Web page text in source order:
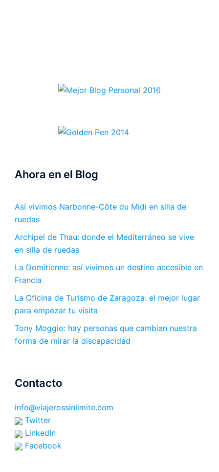
Ahora en el Blog
Así vivimos Narbonne-Côte du Midi en silla de
ruedas
Archipel de Thau: donde el Mediterráneo se vive
en silla de ruedas
La Domitienne: así vivimos un destino accesible en
Francia
La Oficina de Turismo de Zaragoza: el mejor lugar
para empezar tu visita
Tony Moggio: hay personas que cambian nuestra
forma de mirar la discapacidad
Contacto
info@viajerossinlimite.com
Twitter
LinkedIn
Facebook